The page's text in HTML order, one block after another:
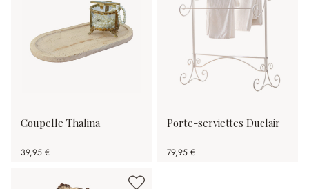
Coupelle Thalina
39,95 €
Porte-serviettes Duclair
79,95 €